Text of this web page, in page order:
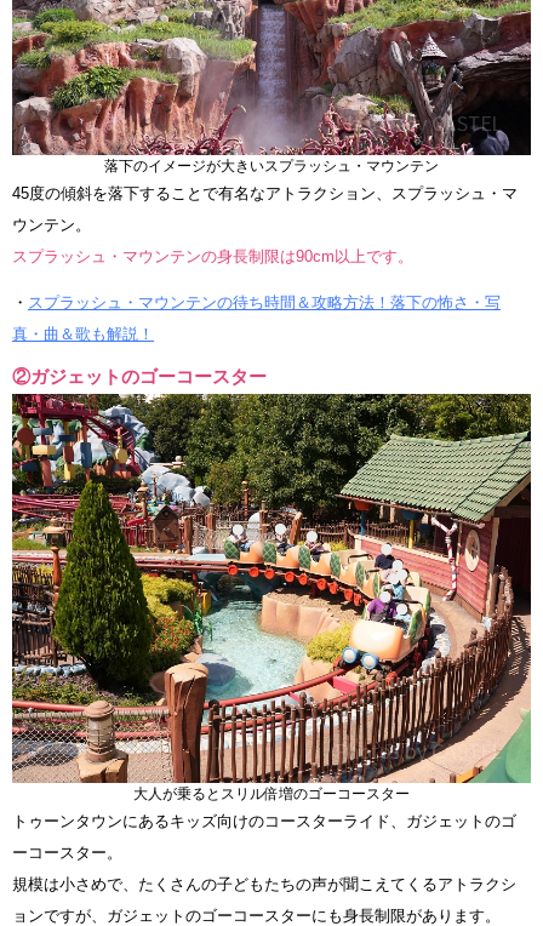
落下のイメージが大きいスプラッシュ・マウンテン
45度の傾斜を落下することで有名なアトラクション、スプラッシュ・マ
ウンテン。
スプラッシュ・マウンテンの身長制限は90cm以上です。
・ スプラッシュ・マウンテンの待ち時間＆攻略方法！落下の怖さ・写
真・曲＆歌も解説！
②ガジェットのゴーコースター
大人が乗るとスリル倍増のゴーコースター
トゥーンタウンにあるキッズ向けのコースターライド、ガジェットのゴ
ーコースター。
規模は小さめで、たくさんの子どもたちの声が聞こえてくるアトラクシ
ョンですが、ガジェットのゴーコースターにも身長制限があります。